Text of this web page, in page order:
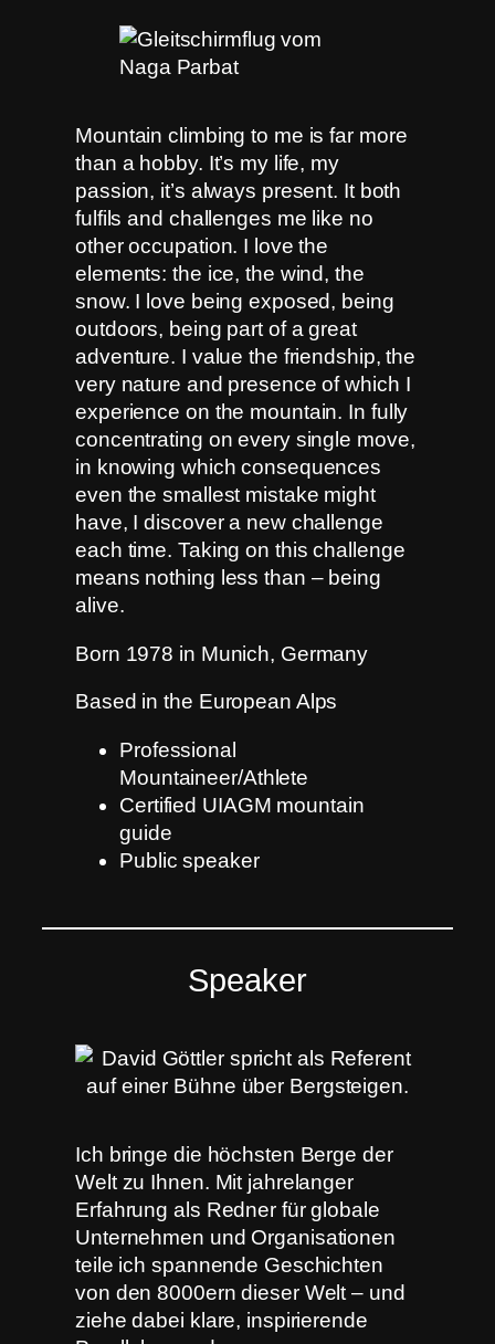
Mountain climbing to me is far more
than a hobby. It’s my life, my
passion, it’s always present. It both
fulfils and challenges me like no
other occupation. I love the
elements: the ice, the wind, the
snow. I love being exposed, being
outdoors, being part of a great
adventure. I value the friendship, the
very nature and presence of which I
experience on the mountain. In fully
concentrating on every single move,
in knowing which consequences
even the smallest mistake might
have, I discover a new challenge
each time. Taking on this challenge
means nothing less than – being
alive.
Born 1978 in Munich, Germany
Based in the European Alps
Professional
Mountaineer/Athlete
Certified UIAGM mountain
guide
Public speaker
Speaker
Ich bringe die höchsten Berge der
Welt zu Ihnen. Mit jahrelanger
Erfahrung als Redner für globale
Unternehmen und Organisationen
teile ich spannende Geschichten
von den 8000ern dieser Welt – und
ziehe dabei klare, inspirierende